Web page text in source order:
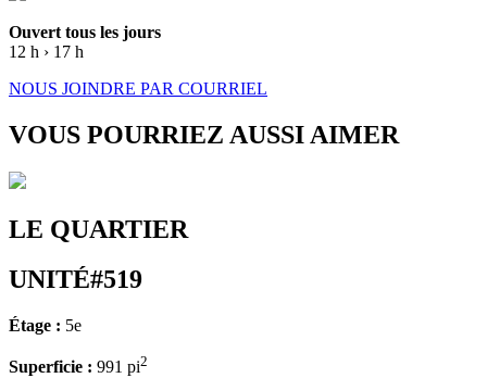
Ouvert tous les jours
12 h › 17 h
NOUS JOINDRE PAR COURRIEL
VOUS POURRIEZ AUSSI AIMER
LE QUARTIER
UNITÉ#519
Étage : 5e
Superficie : 991 pi2